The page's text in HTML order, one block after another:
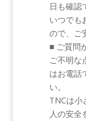
日も確認
いつでも
ので、ご
■ ご質問
ご不明な
はお電話
い。
TNCは小
人の安全